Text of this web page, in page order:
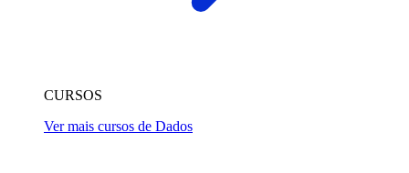
CURSOS
Ver mais cursos de Dados